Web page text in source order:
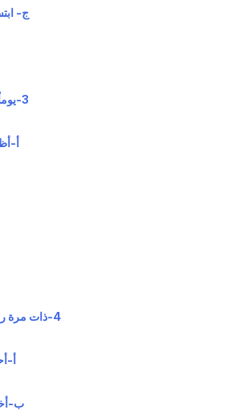
ج-
3-يوماً ما نصحتني والدتي بقطع علاقتي بإحدى صديقاتي المقربات
أ‌-
4-ذات مرة رفض والدي تلبية رغبتي في شراء شيء معين لظروف مالية طارئة:
أ‌-
ب‌-